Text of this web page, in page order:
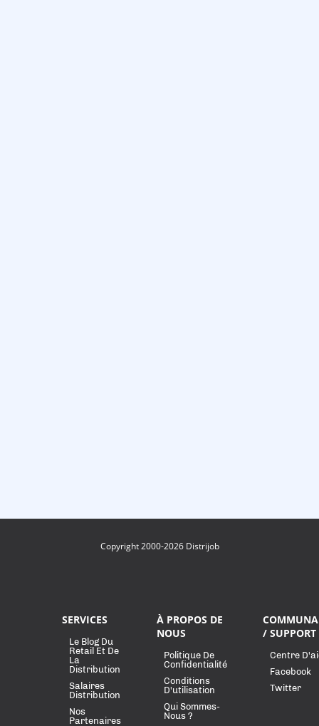
Copyright 2000-2026 Distrijob
SERVICES
Le Blog Du
Retail Et De
La
Distribution
Salaires
Distribution
Nos
Partenaires
À PROPOS DE
NOUS
Politique De
Confidentialité
Conditions
D'utilisation
Qui Sommes-
Nous ?
/ SUPPORT
Centre
Facebook
Twitter